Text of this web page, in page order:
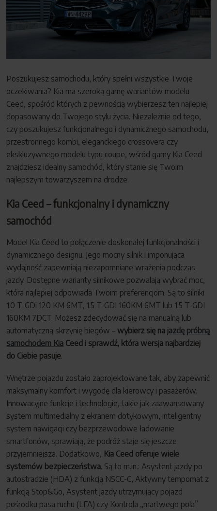
Kontakt
Poszukujesz samochodu, który spełni wszystkie Twoje
oczekiwania? Kia ma szeroką gamę wariantów modelu
Ceed, spośród których z pewnością wybierzesz ten najlepiej
dopasowany do Twojego stylu życia. Niezależnie od tego,
czy poszukujesz funkcjonalnego i dynamicznego samochodu,
przestronnego kombi, eleganckiego crossovera czy
ekskluzywnego modelu typu coupe, wśród gamy Kia Ceed
znajdziesz idealny samochód, który stanie się Twoim
najlepszym towarzyszem na drodze.
Kia Ceed – funkcjonalny i dynamiczny
samochód
Model Kia Ceed to połączenie doskonałej funkcjonalności i
dynamicznego designu. Jego mocny silnik i imponująca
wydajność zapewniają niezapomniane wrażenia podczas
jazdy. Dostępne warianty silnikowe pozwalają wybrać moc,
która najlepiej odpowiada Twoim preferencjom. Są to silniki
1.0 T-GDi 120 KM 6MT, 1.5 T-GDI 160KM 6MT lub 1.5 T-GDI
160KM 7DCT. Możesz zdecydować się na manualną lub
automatyczną skrzynię biegów – wybierz się na jazdę próbną
samochodem Kia Ceed i sprawdź, która wersja najbardziej
do Ciebie pasuje.
Wnętrze pojazdu zostało zaprojektowane tak, aby zapewnić
maksymalny komfort i wygodę dla kierowcy i pasażerów.
Innowacyjne funkcje i technologie, takie jak zaawansowany
system multimedialny z ekranem dotykowym, inteligentny
system nawigacji czy bezprzewodowe ładowanie
smartfonów, sprawiają, że podróż staje się jeszcze
przyjemniejsza. Dodatkowo, Kia Ceed oferuje wiele
systemów bezpieczeństwa. Są to m.in.: Asystent jazdy po
autostradzie (HDA) z funkcją NSCC-C, Aktywny tempomat z
funkcją Stop&Go, Asystent jazdy utrzymujący pojazd
pośrodku pasa ruchu (LFA) czy Kontrola „martwego pola”